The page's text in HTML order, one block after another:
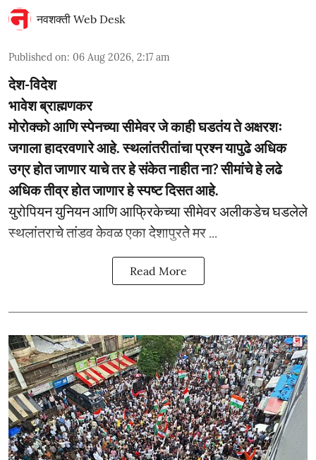
नवशक्ती Web Desk
Published on: 06 Aug 2026, 2:17 am
देश-विदेश
भावेश ब्राह्मणकर
मोरोक्को आणि स्पेनच्या सीमेवर जे काही घडतंय ते अक्षरशः
जगाला हादरवणारे आहे. स्थलांतरीतांचा प्रश्न यापुढे अधिक
उग्र होत जाणार याचे तर हे संकेत नाहीत ना? सीमांचे हे लढे
अधिक तीव्र होत जाणार हे स्पष्ट दिसत आहे.
युरोपियन युनियन आणि आफ्रिकेच्या सीमेवर अलीकडेच घडलेले
स्थलांतराचे तांडव केवळ एका देशापुरते मर ...
Read More